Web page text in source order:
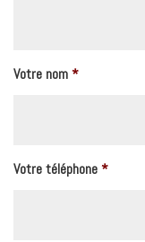
Votre nom*
Votre téléphone*